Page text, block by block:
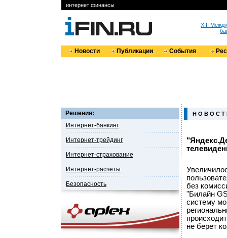
интернет финансы
XIII
Новости Публикации События
Решения:
Интернет-банкинг
Интернет-трейдинг
Интернет-страхование
Интернет-расчеты
Безопасность
Н О В О С Т
без
"Билайн
систему
не берет